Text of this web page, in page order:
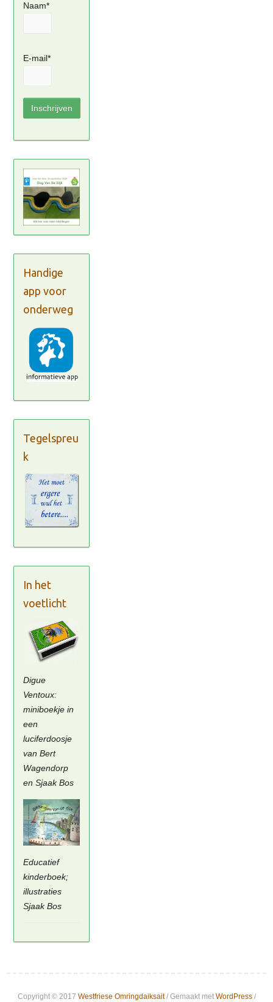
Naam*
E-mail*
Handige
app voor
onderweg
Tegelspreu
k
In het
voetlicht
Digue
Ventoux:
miniboekje in
een
luciferdoosje
van Bert
Wagendorp
en Sjaak Bos
Educatief
kinderboek;
illustraties
Sjaak Bos
Copyright © 2017 Westfriese Omringdaiksait/ Gemaakt met WordPress/